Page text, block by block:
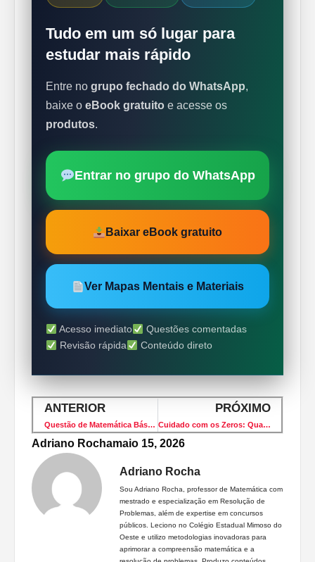
Tudo em um só lugar para
estudar mais rápido
Entre no grupo fechado do WhatsApp,
baixe o eBook gratuito e acesse os
produtos.
Entrar no grupo do WhatsApp
Baixar eBook gratuito
Ver Mapas Mentais e Materiais
Acesso imediato
Questões comentadas
Revisão rápida
Conteúdo direto
ANTERIOR
Questão de Matemática Básica Que Confunde Pela Leitura
PRÓXIMO
Cuidado com os Zeros: Qual É o Maior Número?
Adriano Rochamaio 15, 2026
Adriano Rocha
Sou Adriano Rocha, professor de Matemática com
mestrado e especialização em Resolução de
Problemas, além de expertise em concursos
públicos. Leciono no Colégio Estadual Mimoso do
Oeste e utilizo metodologias inovadoras para
aprimorar a compreensão matemática e a